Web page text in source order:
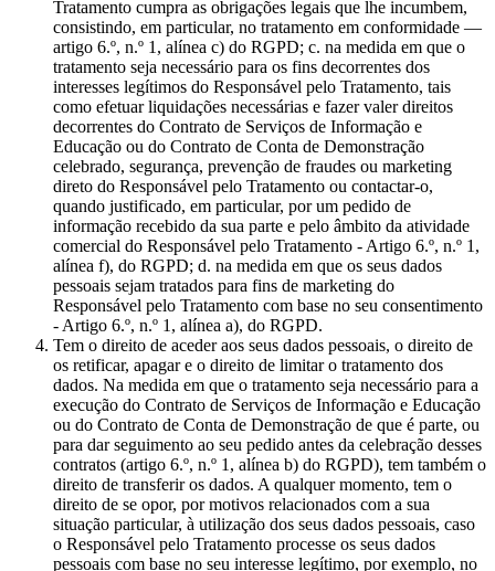
Tratamento cumpra as obrigações legais que lhe incumbem,
consistindo, em particular, no tratamento em conformidade —
artigo 6.º, n.º 1, alínea c) do RGPD; c. na medida em que o
tratamento seja necessário para os fins decorrentes dos
interesses legítimos do Responsável pelo Tratamento, tais
como efetuar liquidações necessárias e fazer valer direitos
decorrentes do Contrato de Serviços de Informação e
Educação ou do Contrato de Conta de Demonstração
celebrado, segurança, prevenção de fraudes ou marketing
direto do Responsável pelo Tratamento ou contactar-o,
quando justificado, em particular, por um pedido de
informação recebido da sua parte e pelo âmbito da atividade
comercial do Responsável pelo Tratamento - Artigo 6.º, n.º 1,
alínea f), do RGPD; d. na medida em que os seus dados
pessoais sejam tratados para fins de marketing do
Responsável pelo Tratamento com base no seu consentimento
- Artigo 6.º, n.º 1, alínea a), do RGPD.
Tem o direito de aceder aos seus dados pessoais, o direito de
os retificar, apagar e o direito de limitar o tratamento dos
dados. Na medida em que o tratamento seja necessário para a
execução do Contrato de Serviços de Informação e Educação
ou do Contrato de Conta de Demonstração de que é parte, ou
para dar seguimento ao seu pedido antes da celebração desses
contratos (artigo 6.º, n.º 1, alínea b) do RGPD), tem também o
direito de transferir os dados. A qualquer momento, tem o
direito de se opor, por motivos relacionados com a sua
situação particular, à utilização dos seus dados pessoais, caso
o Responsável pelo Tratamento processe os seus dados
pessoais com base no seu interesse legítimo, por exemplo, no